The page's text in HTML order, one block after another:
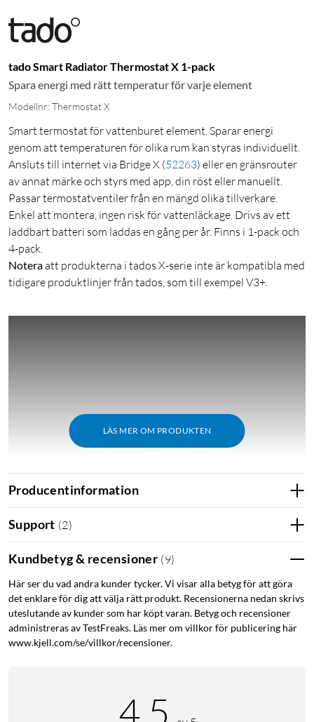
tado Smart Radiator Thermostat X 1-pack
Spara energi med rätt temperatur för varje element
Modellnr: Thermostat X
Smart termostat för vattenburet element. Sparar energi
genom att temperaturen för olika rum kan styras individuellt.
Ansluts till internet via Bridge X (52263) eller en gränsrouter
av annat märke och styrs med app, din röst eller manuellt.
Passar termostatventiler från en mängd olika tillverkare.
Enkel att montera, ingen risk för vattenläckage. Drivs av ett
laddbart batteri som laddas en gång per år. Finns i 1-pack och
4-pack.
Noteraatt produkterna i tados X-serie inte är kompatibla med
tidigare produktlinjer från tados, som till exempel V3+.
LÄS MER OM PRODUKTEN
Läs mer under "Support".
Sammanfattning
Smart termostat som monteras på befintligt
vattenburet element.
Gör att du kan styra temperaturen i olika rum
individuellt via en app, med din röst eller manuellt.
Stöd för geofencing (platsdata) som justerar
Temperaturinställningar kan schemaläggas.
Rapporter och statistik över energiförbrukningen i
Producentinformation
Support (2)
Kundbetyg & recensioner (9)
Här ser du vad andra kunder tycker. Vi visar alla betyg för att göra
det enklare för dig att välja rätt produkt. Recensionerna nedan skrivs
uteslutande av kunder som har köpt varan. Betyg och recensioner
administreras av TestFreaks. Läs mer om villkor för publicering här
www.kjell.com/se/villkor/recensioner.
4.5